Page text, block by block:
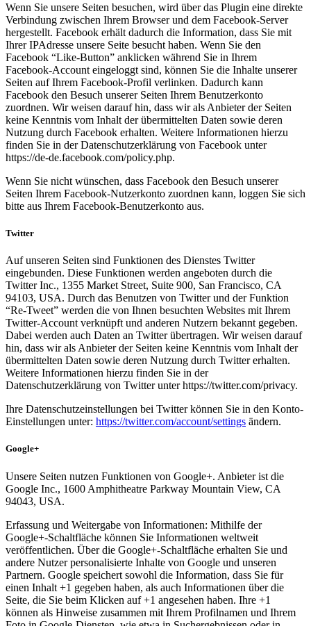
Wenn Sie unsere Seiten besuchen, wird über das Plugin eine direkte
Verbindung zwischen Ihrem Browser und dem Facebook-Server
hergestellt. Facebook erhält dadurch die Information, dass Sie mit
Ihrer IPAdresse unsere Seite besucht haben. Wenn Sie den
Facebook “Like-Button” anklicken während Sie in Ihrem
Facebook-Account eingeloggt sind, können Sie die Inhalte unserer
Seiten auf Ihrem Facebook-Profil verlinken. Dadurch kann
Facebook den Besuch unserer Seiten Ihrem Benutzerkonto
zuordnen. Wir weisen darauf hin, dass wir als Anbieter der Seiten
keine Kenntnis vom Inhalt der übermittelten Daten sowie deren
Nutzung durch Facebook erhalten. Weitere Informationen hierzu
finden Sie in der Datenschutzerklärung von Facebook unter
https://de-de.facebook.com/policy.php.
Wenn Sie nicht wünschen, dass Facebook den Besuch unserer
Seiten Ihrem Facebook-Nutzerkonto zuordnen kann, loggen Sie sich
bitte aus Ihrem Facebook-Benutzerkonto aus.
Twitter
Auf unseren Seiten sind Funktionen des Dienstes Twitter
eingebunden. Diese Funktionen werden angeboten durch die
Twitter Inc., 1355 Market Street, Suite 900, San Francisco, CA
94103, USA. Durch das Benutzen von Twitter und der Funktion
“Re-Tweet” werden die von Ihnen besuchten Websites mit Ihrem
Twitter-Account verknüpft und anderen Nutzern bekannt gegeben.
Dabei werden auch Daten an Twitter übertragen. Wir weisen darauf
hin, dass wir als Anbieter der Seiten keine Kenntnis vom Inhalt der
übermittelten Daten sowie deren Nutzung durch Twitter erhalten.
Weitere Informationen hierzu finden Sie in der
Datenschutzerklärung von Twitter unter https://twitter.com/privacy.
Ihre Datenschutzeinstellungen bei Twitter können Sie in den Konto-
Einstellungen unter: https://twitter.com/account/settings ändern.
Google+
Unsere Seiten nutzen Funktionen von Google+. Anbieter ist die
Google Inc., 1600 Amphitheatre Parkway Mountain View, CA
94043, USA.
Erfassung und Weitergabe von Informationen: Mithilfe der
Google+-Schaltfläche können Sie Informationen weltweit
veröffentlichen. Über die Google+-Schaltfläche erhalten Sie und
andere Nutzer personalisierte Inhalte von Google und unseren
Partnern. Google speichert sowohl die Information, dass Sie für
einen Inhalt +1 gegeben haben, als auch Informationen über die
Seite, die Sie beim Klicken auf +1 angesehen haben. Ihre +1
können als Hinweise zusammen mit Ihrem Profilnamen und Ihrem